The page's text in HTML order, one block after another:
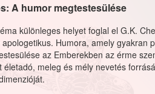
A humor megtestesülése
különleges helyet foglal el G.K.
Humora, amely gyakran
az Emberekben az érme
életadó, meleg és mély nevetés